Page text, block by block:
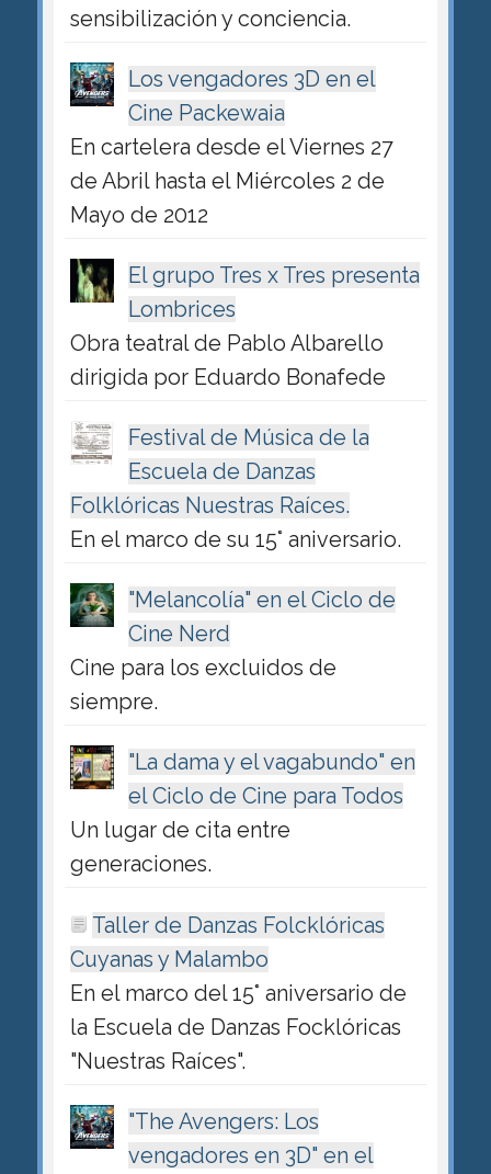
sensibilización y conciencia.
Los vengadores 3D en el
Cine Packewaia
En cartelera desde el Viernes 27
de Abril hasta el Miércoles 2 de
Mayo de 2012
El grupo Tres x Tres presenta
Lombrices
Obra teatral de Pablo Albarello
dirigida por Eduardo Bonafede
Festival de Música de la
Escuela de Danzas
Folklóricas Nuestras Raíces.
En el marco de su 15° aniversario.
"Melancolía" en el Ciclo de
Cine Nerd
Cine para los excluidos de
siempre.
"La dama y el vagabundo" en
el Ciclo de Cine para Todos
Un lugar de cita entre
generaciones.
Taller de Danzas Folcklóricas
Cuyanas y Malambo
En el marco del 15° aniversario de
la Escuela de Danzas Focklóricas
"Nuestras Raíces".
"The Avengers: Los
vengadores en 3D" en el